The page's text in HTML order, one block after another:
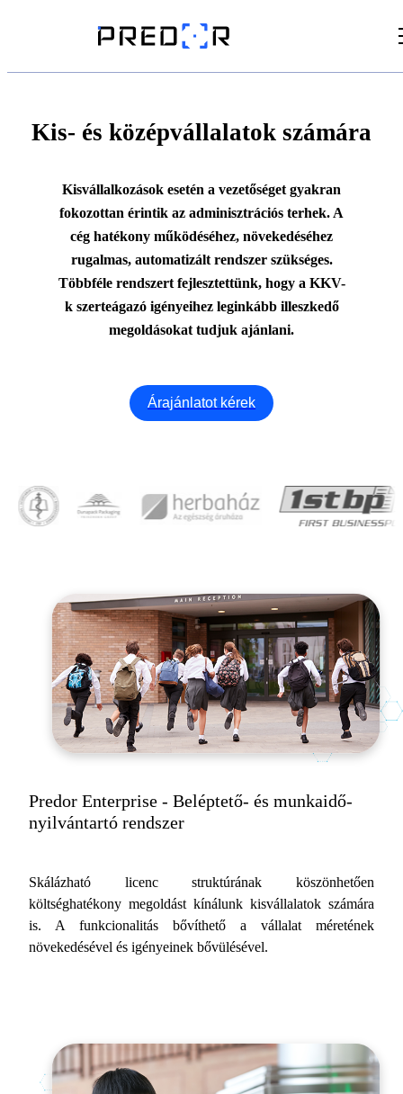
Videók
Dokumentumtár
Kis- és középvállalatok számára
Kisvállalkozások esetén a vezetőséget gyakran
fokozottan érintik az adminisztrációs terhek. A
cég hatékony működéséhez, növekedéséhez
rugalmas, automatizált rendszer szükséges.
Többféle rendszert fejlesztettünk, hogy a KKV-
k szerteágazó igényeihez leginkább illeszkedő
megoldásokat tudjuk ajánlani.
Árajánlatot kérek
Predor Enterprise - Beléptető- és munkaidő-
nyilvántartó rendszer
Skálázható licenc struktúrának köszönhetően
költséghatékony megoldást kínálunk kisvállalatok számára
is. A funkcionalitás bővíthető a vállalat méretének
növekedésével és igényeinek bővülésével.